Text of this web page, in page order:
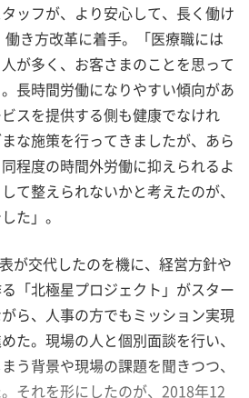
ッフが、より安心して、長く働け
き方改革に着手。「医療職には
が多く、お客さまのことを思って
長時間労働になりやすい傾向があ
スを提供する側も健康でなけれ
な施策を行ってきましたが、あら
程度の時間外労働に抑えられるよ
て整えられないかと考えたのが、
た」。
が交代したのを機に、経営方針や
「北極星プロジェクト」がスター
ら、人事の方でもミッション実現
た。現場の人と個別面談を行い、
う背景や現場の課題を聞きつつ、
それを形にしたのが、2018年12